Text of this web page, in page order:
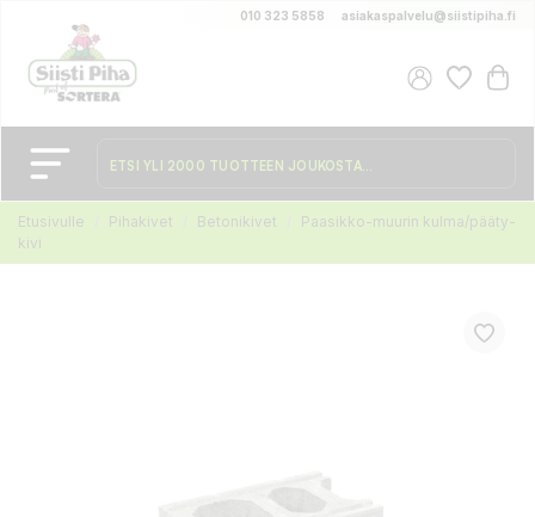
010 323 5858 asiakaspalvelu@siistipiha.fi
Etusivulle Pihakivet Betonikivet
Paasikko-muurin kulma/pääty-
kivi